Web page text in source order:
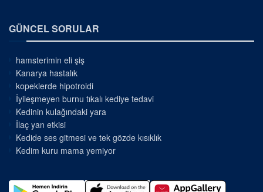
GÜNCEL SORULAR
hamsterimin eli şiş
Kanarya hastalık
kopeklerde hipotroidi
İyileşmeyen burnu tıkalı kediye tedavi
Kedinin kulağındaki yara
İlaç yan etkisi
Kedide ses gitmesi ve tek gözde kısıklık
Kedim kuru mama yemiyor